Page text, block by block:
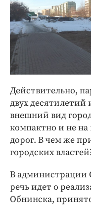
Действительно,
двух десятилетий
внешний вид
компактно и не
дорог. В чем же
городских
В администрации
речь идет о
Обнинска,